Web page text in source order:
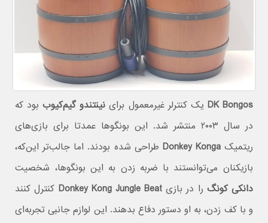
DK Bongos یک کنترلر غیرمعمول برای نینتندو گیم‌کیوببود که
در سال ۲۰۰۳ منتشر شد. این بونگوها عمدتا برای بازی‌های
ریتمیکDonkey Konga طراحی شده بودند. اما جالب‌تر این‌که،
بازیکنان می‌توانستند با ضربه زدن به این بونگوها، شخصیت
دانکی کونگ را در بازی Donkey Kong Jungle Beat کنترل کنند
و با کف زدن، به او دستور دفاع بدهند. این لوازم جانبی تجربه‌ای